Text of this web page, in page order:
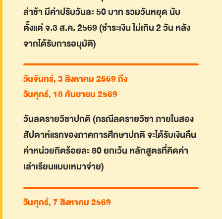
ล่าช้า มีค่าปรับวันละ 50 บาท รวมวันหยุด นับ
ตั้งแต่ จ.3 ส.ค. 2569 (ชำระเงิน ไม่เกิน 2 วัน หลัง
จากได้รับการอนุมัติ)
วันจันทร์, 3 สิงหาคม 2569 ถึง
วันศุกร์, 18 กันยายน 2569
วันลดรายวิชาปกติ (กรณีลดรายวิชา ภายในสอง
สัปดาห์แรกของภาคการศึกษาปกติ จะได้รับเงินคืน
ค่าหน่วยกิตร้อยละ 80 ยกเว้น หลักสูตรที่คิดค่า
เล่าเรียนแบบเหมาจ่าย)
วันศุกร์, 7 สิงหาคม 2569